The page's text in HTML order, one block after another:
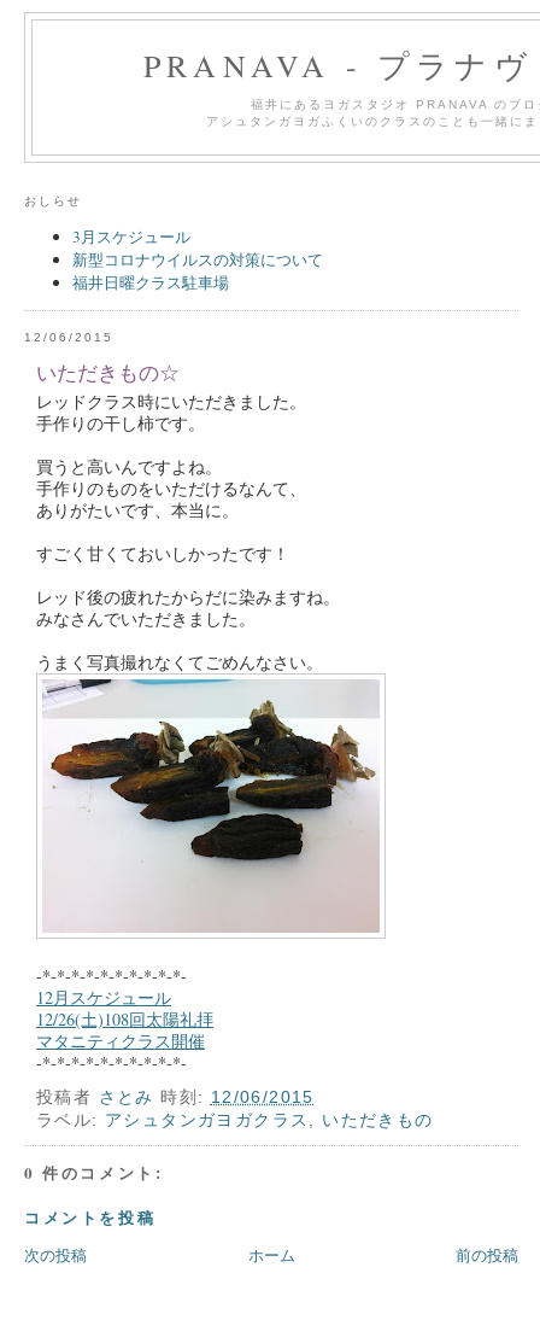
PRANAVA - プラナ
福井にあるヨガスタジオ PRANAVA のブロ
アシュタンガヨガふくいのクラスのことも一緒に
おしらせ
3月スケジュール
新型コロナウイルスの対策について
福井日曜クラス駐車場
12/06/2015
いただきもの☆
レッドクラス時にいただきました。
手作りの干し柿です。
買うと高いんですよね。
手作りのものをいただけるなんて、
ありがたいです、本当に。
すごく甘くておいしかったです！
レッド後の疲れたからだに染みますね。
みなさんでいただきました。
うまく写真撮れなくてごめんなさい。
-*-*-*-*-*-*-*-*-*-*-
12月スケジュール
12/26(土)108回太陽礼拝
マタニティクラス開催
-*-*-*-*-*-*-*-*-*-*-
投稿者 さとみ 時刻: 12/06/2015
ラベル: アシュタンガヨガクラス , いただきもの
0 件のコメント:
コメントを投稿
次の投稿 前の投稿
ホーム